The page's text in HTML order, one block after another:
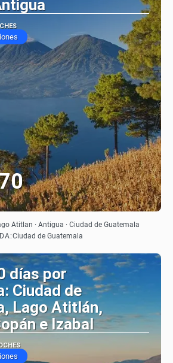
Ver
Atitlan · Antigua · Ciudad de Guatemala
Ciudad de Guatemala
días por
Ciudad de
Lago Atitlán,
e Izabal